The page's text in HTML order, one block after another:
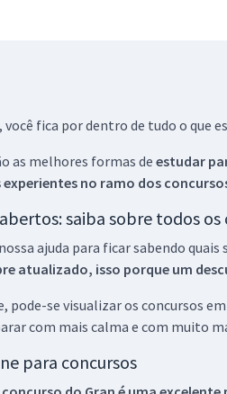
você fica por dentro de tudo o que
as melhores formas de estudar
no ramo dos
saiba sobre todos
ajuda para ficar sabendo quais
atualizado, isso porque um
pode-se visualizar os concursos
com mais calma e com muito
para concursos